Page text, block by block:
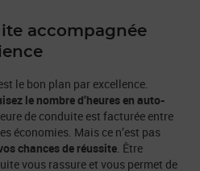
accompagnée
le bon plan par excellence.
le nombre d’heures en auto-
de conduite est facturée entre
économies. Mais ce n’est pas
chances de réussite . Être
vous rassure et vous permet de